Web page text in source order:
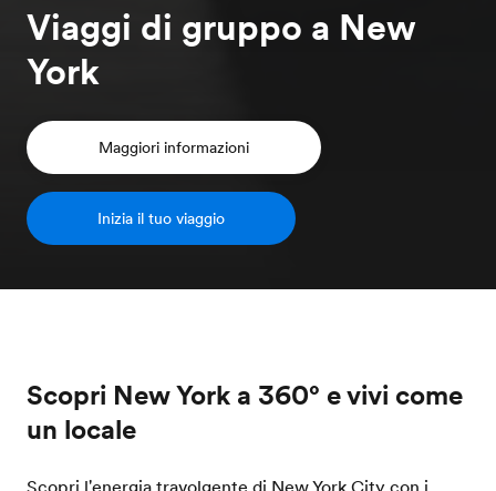
Viaggi di gruppo a New
York
Maggiori informazioni
Inizia il tuo viaggio
Scopri New York a 360° e vivi come
un locale